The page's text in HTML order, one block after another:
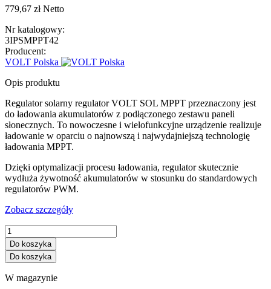
779,67 złNetto
Nr katalogowy:
3IPSMPPT42
Producent:
VOLT Polska
Opis produktu
Regulator solarny regulator VOLT SOL MPPT przeznaczony jest
do ładowania akumulatorów z podłączonego zestawu paneli
słonecznych. To nowoczesne i wielofunkcyjne urządzenie realizuje
ładowanie w oparciu o najnowszą i najwydajniejszą technologię
ładowania MPPT.
Dzięki optymalizacji procesu ładowania, regulator skutecznie
wydłuża żywotność akumulatorów w stosunku do standardowych
regulatorów PWM.
Zobacz szczegóły
Do koszyka
Do koszyka
W magazynie